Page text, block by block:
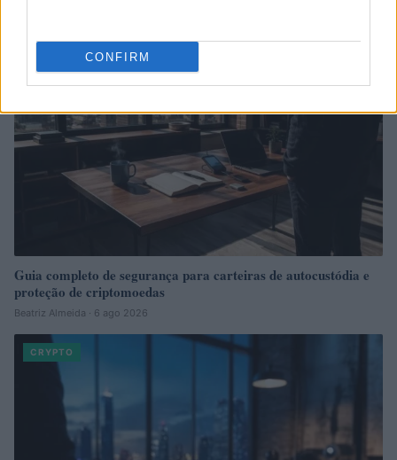
CONFIRM
Guia completo de segurança para carteiras de autocustódia e
proteção de criptomoedas
Beatriz Almeida · 6 ago 2026
CRYPTO